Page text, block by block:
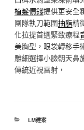
植髮價錢提供更安全
團隊執刀範圍抽脂精
化拉提首選緊致療程
美胸型，眼袋轉移手
雕細選擇小臉朝天鼻
傳統近視雷射，
分
LM建案